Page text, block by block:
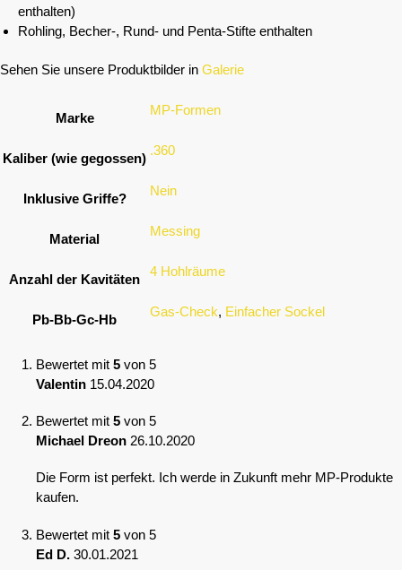
enthalten)
Rohling, Becher-, Rund- und Penta-Stifte enthalten
Sehen Sie unsere Produktbilder in Galerie
Marke
MP-Formen
Kaliber (wie gegossen)
.360
Inklusive Griffe?
Nein
Material
Messing
Anzahl der Kavitäten
4 Hohlräume
Pb-Bb-Gc-Hb
Gas-Check, Einfacher Sockel
Bewertet mit 5 von 5
Valentin 15.04.2020
Bewertet mit 5 von 5
Michael Dreon 26.10.2020
Die Form ist perfekt. Ich werde in Zukunft mehr MP-Produkte
kaufen.
Bewertet mit 5 von 5
Ed D. 30.01.2021